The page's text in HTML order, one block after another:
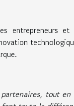
entrepreneurs et
tout en